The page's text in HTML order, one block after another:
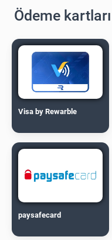
Ödeme
Visa by Rewarble
paysafecard